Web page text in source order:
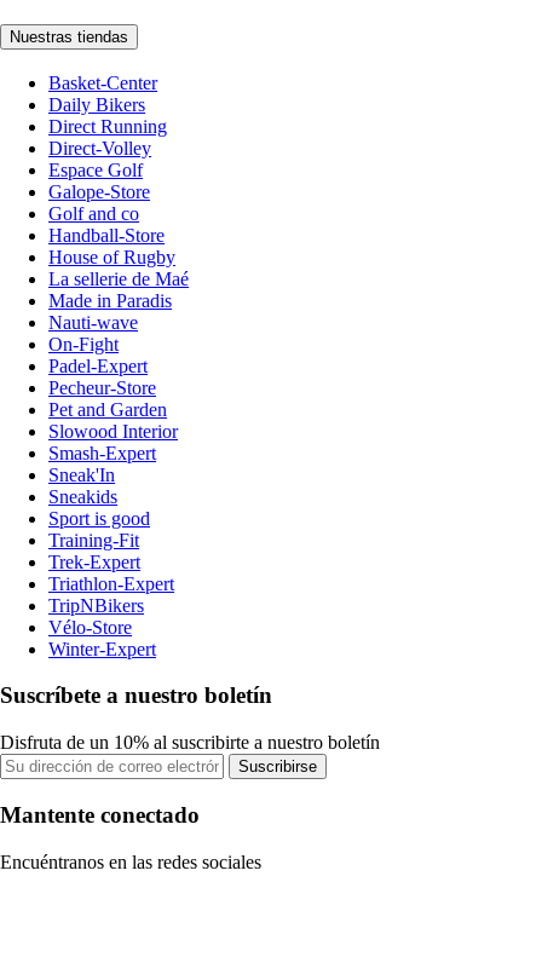
Nuestras tiendas
Basket-Center
Daily Bikers
Direct Running
Direct-Volley
Espace Golf
Galope-Store
Golf and co
Handball-Store
House of Rugby
La sellerie de Maé
Made in Paradis
Nauti-wave
On-Fight
Padel-Expert
Pecheur-Store
Pet and Garden
Slowood Interior
Smash-Expert
Sneak'In
Sneakids
Sport is good
Training-Fit
Trek-Expert
Triathlon-Expert
TripNBikers
Vélo-Store
Winter-Expert
Suscríbete a nuestro boletín
Disfruta de un 10% al suscribirte a nuestro boletín
Suscribirse
Mantente conectado
Encuéntranos en las redes sociales